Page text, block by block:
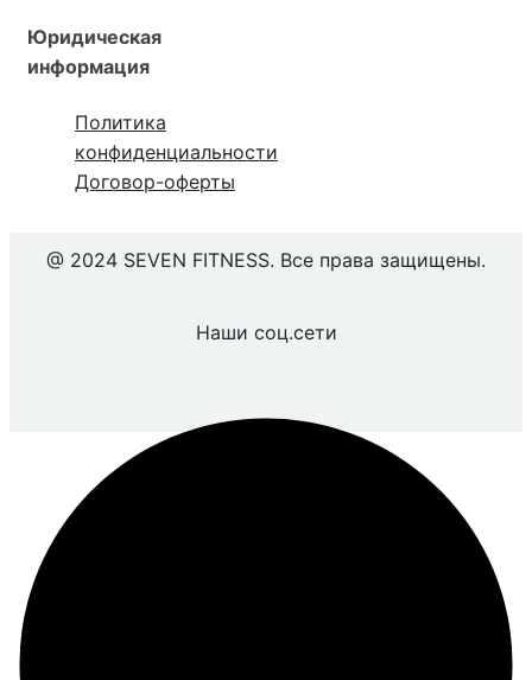
Юридическая
информация
Политика
конфиденциальности
Договор-оферты
@ 2024 SEVEN FITNESS. Все права защищены.
Наши соц.сети